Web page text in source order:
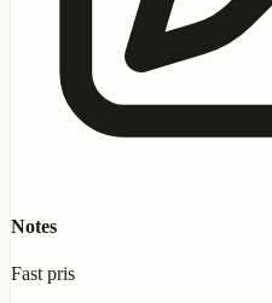
Notes
Fast pris